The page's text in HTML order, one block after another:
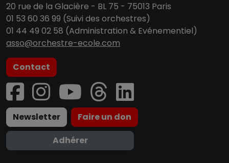
20 rue de la Glacière - BL 75 - 75013 Paris
01 53 60 36 99 (Suivi des orchestres)
01 44 49 02 58 (Administration & Evénementiel)
asso@orchestre-ecole.com
Contact
Newsletter
Faire un don
Adhérer